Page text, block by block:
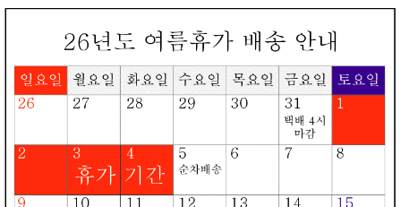
회원가입 장바구니 오늘본상품
카테고리▼